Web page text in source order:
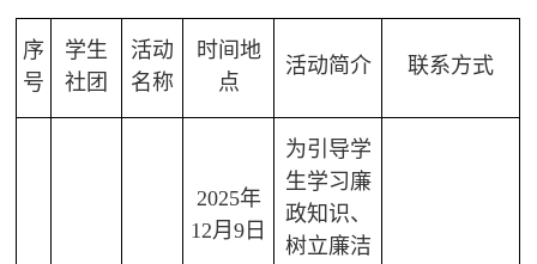
序
号
学生
社团
活动
名称
时间地
点
活动简介 联系方式
2025年
12月9日
为引导学
生学习廉
政知识、
树立廉洁